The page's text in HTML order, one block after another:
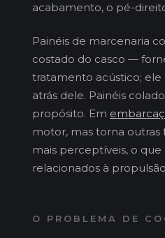
acabamento, o pé-
Painéis de marcenaria
costado do casco —
tratamento acústico;
atrás dele. Painéis
propósito. Em
motor, mas torna
mais perceptíveis, o
relacionados à
O PROBLEMA DE